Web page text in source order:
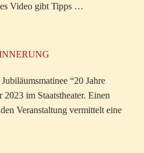
Video gibt Tipps …
“20 Jahre
im Staatstheater. Einen
Veranstaltung vermittelt eine